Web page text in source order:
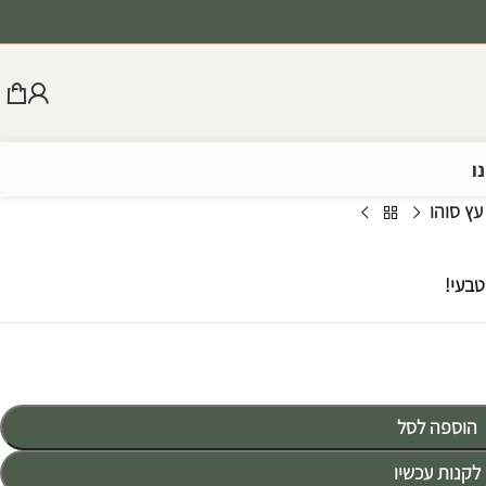
סוהו
הוספה לסל
לקנות עכשיו